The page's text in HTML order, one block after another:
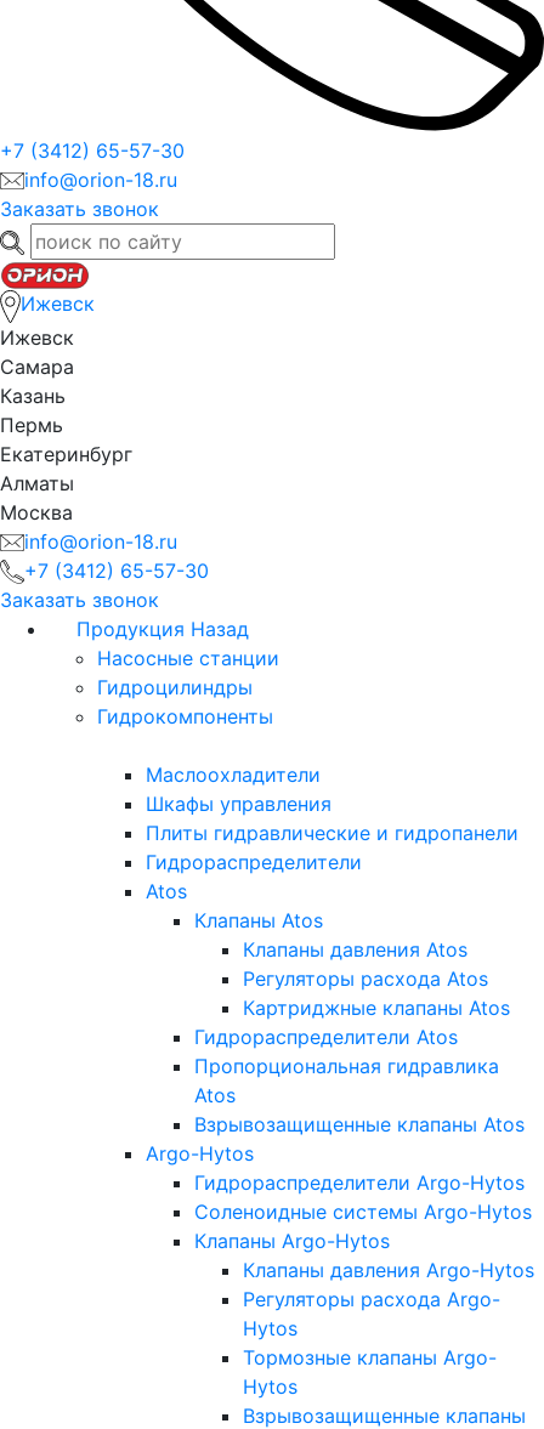
+7 (3412) 65-57-30
info@orion-18.ru
Заказать звонок
Ижевск
Ижевск
Самара
Казань
Пермь
Екатеринбург
Алматы
Москва
info@orion-18.ru
+7 (3412) 65-57-30
Заказать звонок
Продукция Назад
Насосные станции
Гидроцилиндры
Гидрокомпоненты
Маслоохладители
Шкафы управления
Плиты гидравлические и гидропанели
Гидрораспределители
Atos
Клапаны Atos
Клапаны давления Atos
Регуляторы расхода Atos
Картриджные клапаны Atos
Гидрораспределители Atos
Пропорциональная гидравлика
Atos
Взрывозащищенные клапаны Atos
Argo-Hytos
Гидрораспределители Argo-Hytos
Соленоидные системы Argo-Hytos
Клапаны Argo-Hytos
Клапаны давления Argo-Hytos
Регуляторы расхода Argo-
Hytos
Тормозные клапаны Argo-
Hytos
Взрывозащищенные клапаны